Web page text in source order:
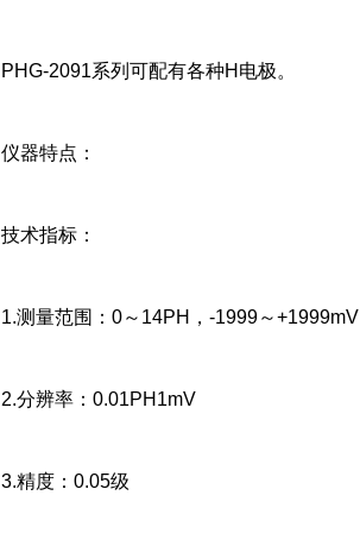
PHG-2091系列可配有各种H电极。
仪器特点：
技术指标：
1.测量范围：0～14PH，-1999～+1999mV
2.分辨率：0.01PH1mV
3.精度：0.05级